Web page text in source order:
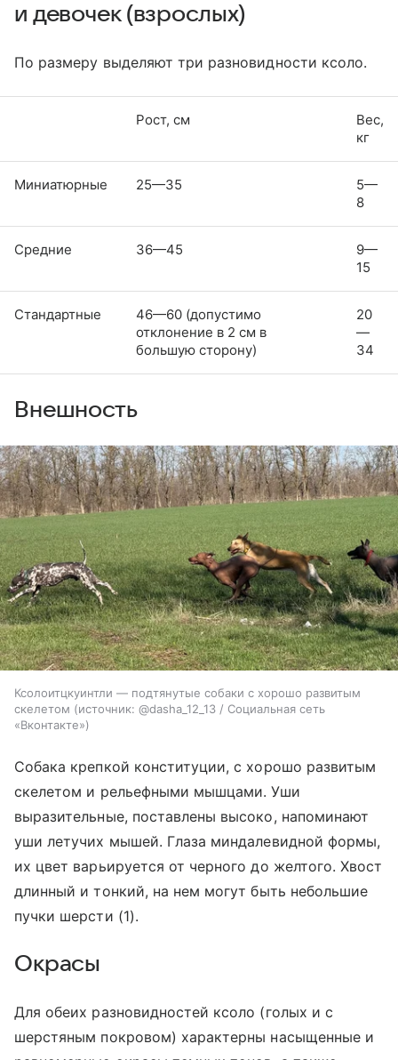
и девочек (взрослых)
По размеру выделяют три разновидности ксоло.
Рост, см
Вес,
кг
Миниатюрные 25—35
5—
8
Средние 36—45
9—
15
Стандартные
46—60 (допустимо
отклонение в 2 см в
большую сторону)
20
—
34
Внешность
Ксолоитцкуинтли — подтянутые собаки с хорошо развитым
скелетом
источник: @dasha_12_13 / Социальная сеть
«Вконтакте»
Собака крепкой конституции, с хорошо развитым
скелетом и рельефными мышцами. Уши
выразительные, поставлены высоко, напоминают
уши летучих мышей. Глаза миндалевидной формы,
их цвет варьируется от черного до желтого. Хвост
длинный и тонкий, на нем могут быть небольшие
пучки шерсти (1).
Окрасы
Для обеих разновидностей ксоло (голых и с
шерстяным покровом) характерны насыщенные и